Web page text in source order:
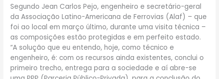
Segundo Jean Carlos Pejo, engenheiro e secretário-geral
da Associação Latino-Americana de Ferrovias (Alaf) – que
foi ao local em março último, durante uma visita técnica –
as composições estão protegidas e em perfeito estado.
“A solução que eu entendo, hoje, como técnico e
engenheiro, é: com os recursos ainda existentes, conclui o
primeiro trecho, entrega para a sociedade e aí abre-se